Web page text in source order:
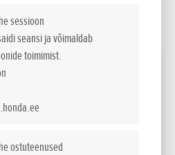
sessioon
seansi ja võimaldab
toimimist.
ostuteenused